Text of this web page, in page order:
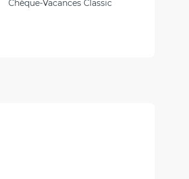
Chèque-Vacances Classic